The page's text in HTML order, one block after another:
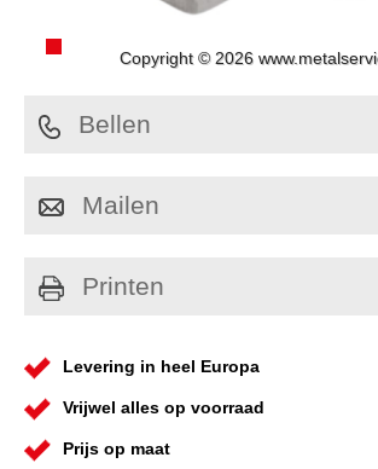
Copyright © 2026
Bellen
Mailen
Printen
Levering in heel Europa
Vrijwel alles op voorraad
Prijs op maat